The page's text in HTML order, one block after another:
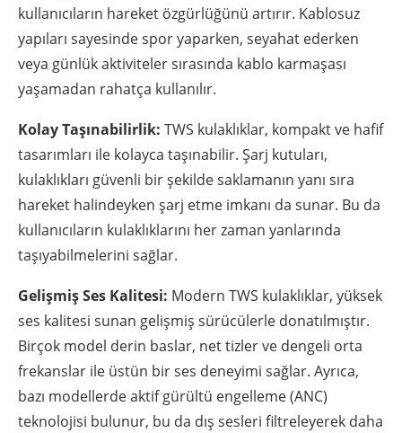
kullanıcıların hareket özgürlüğünü artırır. Kablosuz
yapıları sayesinde spor yaparken, seyahat ederken
veya günlük aktiviteler sırasında kablo karmaşası
yaşamadan rahatça kullanılır.
Kolay Taşınabilirlik: TWS kulaklıklar, kompakt ve hafif
tasarımları ile kolayca taşınabilir. Şarj kutuları,
kulaklıkları güvenli bir şekilde saklamanın yanı sıra
hareket halindeyken şarj etme imkanı da sunar. Bu da
kullanıcıların kulaklıklarını her zaman yanlarında
taşıyabilmelerini sağlar.
Gelişmiş Ses Kalitesi: Modern TWS kulaklıklar, yüksek
ses kalitesi sunan gelişmiş sürücülerle donatılmıştır.
Birçok model derin baslar, net tizler ve dengeli orta
frekanslar ile üstün bir ses deneyimi sağlar. Ayrıca,
bazı modellerde aktif gürültü engelleme (ANC)
teknolojisi bulunur, bu da dış sesleri filtreleyerek daha